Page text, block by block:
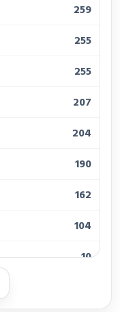
259
255
255
207
204
190
162
104
10